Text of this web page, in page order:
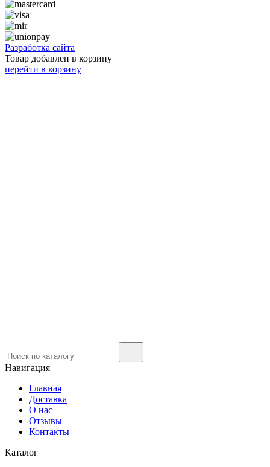
Разработка сайта
Товар добавлен в корзину
перейти в корзину
Навигация
Главная
Доставка
О нас
Отзывы
Контакты
Каталог